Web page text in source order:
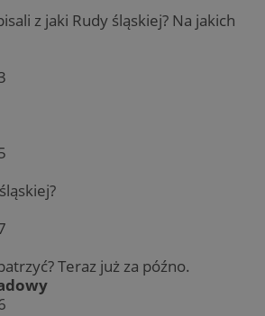
z jaki Rudy śląskiej? Na jakich
Teraz już za późno.